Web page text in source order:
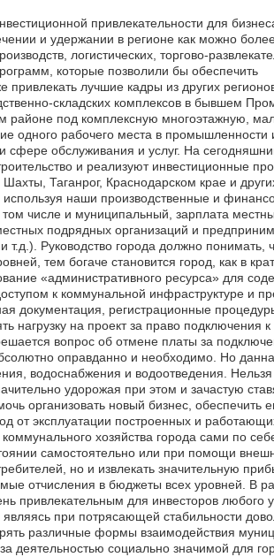
привлекательности для
и удержании в регионе как можно
логистических, торгово-
которые позволили бы обеспечить
лучшие кадры из других
складских комплексов в бывшем
районе под комплексную многоэтажную,
одного рабочего места в промышленности
обслуживания и услуг. На
и реализуют инвестиционные
Таганрог, Краснодарском крае и
наши производственные и
числе и муниципальный, зарплата
подрядных организаций и
Руководство города должно понимать,
тем богаче становится город, как в
«административного ресурса» для
к коммунальной инфраструктуре и
документация, регистрационные
нагрузку на проект за право подключения к
вопрос об отмене платы за
оправданно и необходимо. Но
водоснабжения и водоотведения.
удорожая при этом и зачастую
организовать новый бизнес, обеспечить
от эксплуатации построенных и
хозяйства города сами по
самостоятельно или при помощи
но и извлекать значительную
отчисления в бюджеты всех уровней. В
привлекательным для инвесторов любого
при потрясающей стабильности
различные формы взаимодействия
деятельностью социально значимой для